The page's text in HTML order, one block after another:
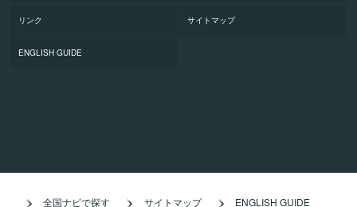
リンク サイトマップ
ENGLISH GUIDE
全国ナビで探す サイトマップ ENGLISH GUIDE